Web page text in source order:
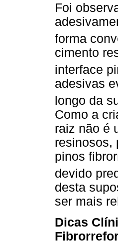
Foi
forma
cimento
interface
adesivas
longo da
Como a
raiz não é
resinosos,
pinos
devido
desta
ser mais
Dicas